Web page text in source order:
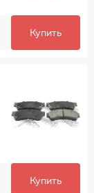
Купить
Купить